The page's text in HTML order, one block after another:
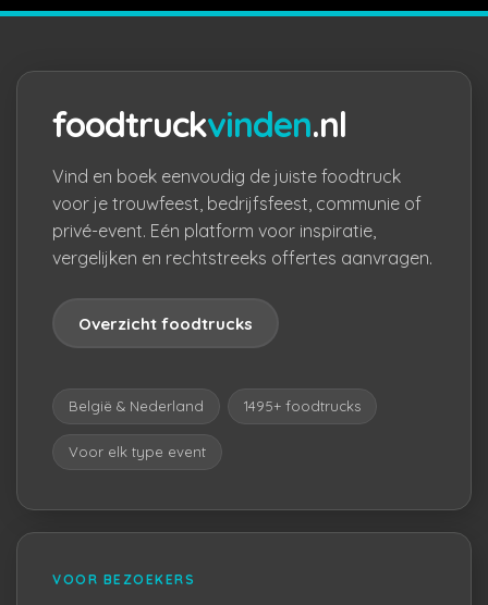
foodtruckvinden.nl
Vind en boek eenvoudig de juiste foodtruck
voor je trouwfeest, bedrijfsfeest, communie of
privé-event. Eén platform voor inspiratie,
vergelijken en rechtstreeks offertes aanvragen.
Overzicht foodtrucks
België & Nederland 1495+ foodtrucks
Voor elk type event
VOOR BEZOEKERS